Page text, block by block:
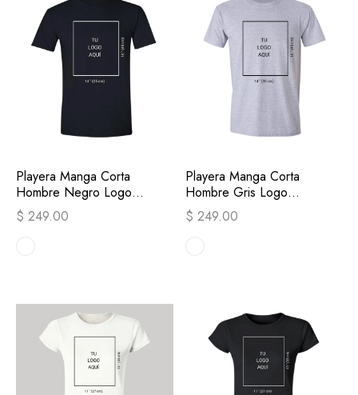
Playera Manga Corta
Hombre Negro Logo
Personalizable
$ 249.00
Playera Manga Corta
Hombre Gris Logo
Personalizable
$ 249.00